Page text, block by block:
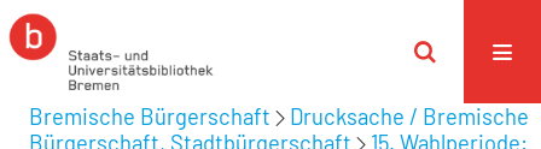
Bremische Bürgerschaft
Drucksache / Bremische
Bürgerschaft, Stadtbürgerschaft
15. Wahlperiode: